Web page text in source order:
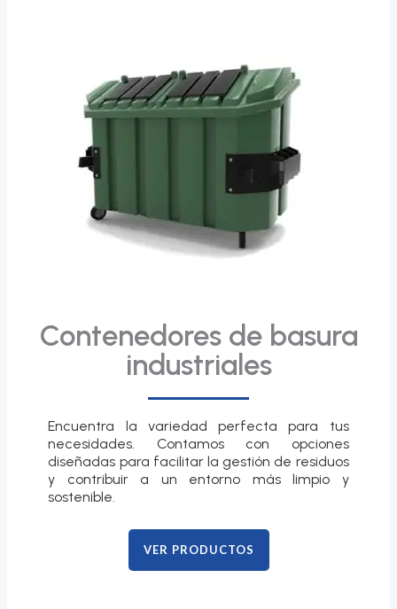
Contenedores de basura
industriales
Encuentra la variedad perfecta para tus
necesidades. Contamos con opciones
diseñadas para facilitar la gestión de residuos
y contribuir a un entorno más limpio y
sostenible.
VER PRODUCTOS